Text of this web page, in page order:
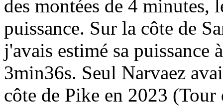
des montées de 4 minutes,
puissance. Sur la côte de
j'avais estimé sa puissance
3min36s. Seul Narvaez
côte de Pike en 2023